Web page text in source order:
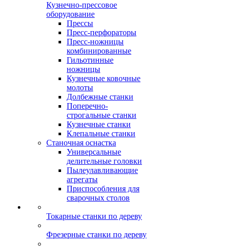
Кузнечно-прессовое
оборудование
Прессы
Пресс-перфораторы
Пресс-ножницы
комбинированные
Гильотинные
ножницы
Кузнечные ковочные
молоты
Долбежные станки
Поперечно-
строгальные станки
Кузнечные станки
Клепальные станки
Станочная оснастка
Универсальные
делительные головки
Пылеулавливающие
агрегаты
Приспособления для
сварочных столов
Токарные станки по дереву
Фрезерные станки по дереву